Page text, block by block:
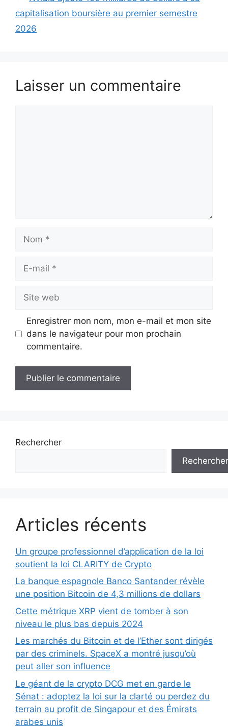
capitalisation boursière au premier semestre
2026
Laisser un commentaire
Nom
Site
web
Enregistrer mon nom, mon e-mail et mon site
dans le navigateur pour mon prochain
commentaire.
Rechercher
Rechercher
Articles récents
Un groupe professionnel d’application de la loi
soutient la loi CLARITY de Crypto
La banque espagnole Banco Santander révèle
une position Bitcoin de 4,3 millions de dollars
Cette métrique XRP vient de tomber à son
niveau le plus bas depuis 2024
Les marchés du Bitcoin et de l’Ether sont dirigés
par des criminels. SpaceX a montré jusqu’où
peut aller son influence
Le géant de la crypto DCG met en garde le
Sénat : adoptez la loi sur la clarté ou perdez du
terrain au profit de Singapour et des Émirats
arabes unis